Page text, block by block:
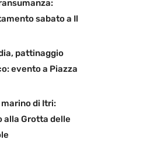
sabato a Il
pattinaggio
evento a Piazza
di Itri:
alla Grotta delle